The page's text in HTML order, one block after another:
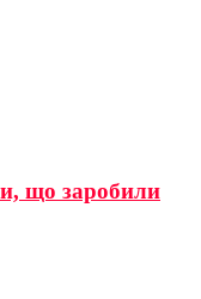
що заробили